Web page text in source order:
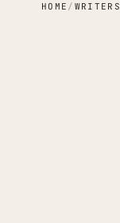
HOME / WRITERS